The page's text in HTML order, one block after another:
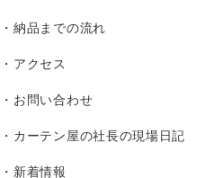
納品までの流れ
アクセス
お問い合わせ
カーテン屋の社長の現場日記
新着情報